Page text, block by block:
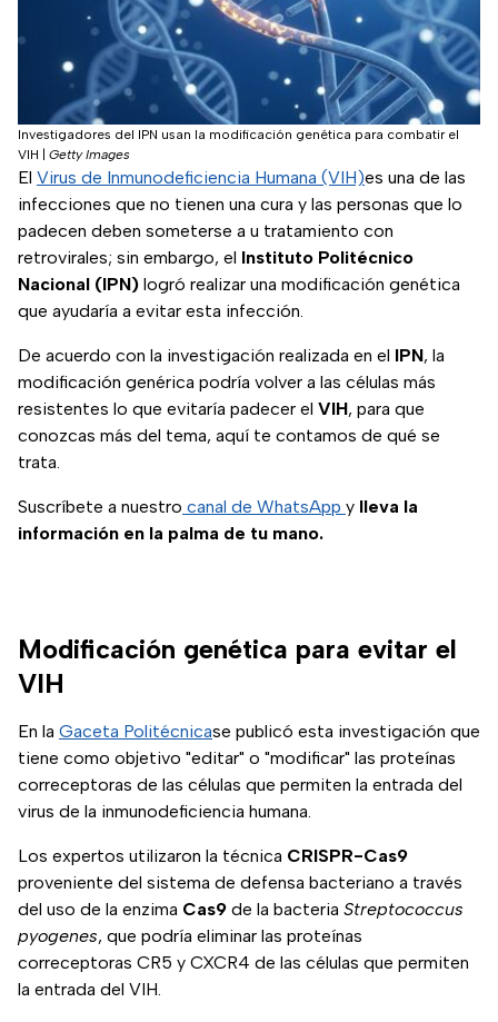
Investigadores del IPN usan la modificación genética para combatir el
VIH
Getty Images
El Virus de Inmunodeficiencia Humana (VIH)es una de las
infecciones que no tienen una cura y las personas que lo
padecen deben someterse a u tratamiento con
retrovirales; sin embargo, el Instituto Politécnico
Nacional (IPN) logró realizar una modificación genética
que ayudaría a evitar esta infección.
De acuerdo con la investigación realizada en el IPN, la
modificación genérica podría volver a las células más
resistentes lo que evitaría padecer el VIH, para que
conozcas más del tema, aquí te contamos de qué se
trata.
Suscríbete a nuestro canal de WhatsApp y lleva la
información en la palma de tu mano.
Modificación genética para evitar el
VIH
En la Gaceta Politécnicase publicó esta investigación que
tiene como objetivo "editar" o "modificar" las proteínas
correceptoras de las células que permiten la entrada del
virus de la inmunodeficiencia humana.
Los expertos utilizaron la técnica CRISPR-Cas9
proveniente del sistema de defensa bacteriano a través
del uso de la enzima Cas9 de la bacteria Streptococcus
pyogenes, que podría eliminar las proteínas
correceptoras CR5 y CXCR4 de las células que permiten
la entrada del VIH.